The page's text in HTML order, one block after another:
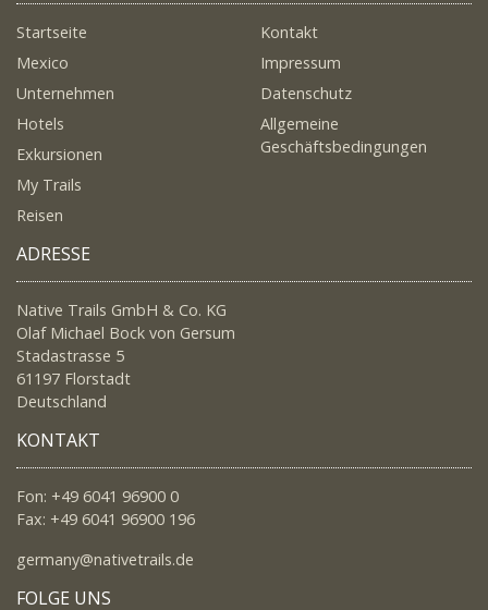
Startseite
Mexico
Unternehmen
Hotels
Exkursionen
My Trails
Reisen
Kontakt
Impressum
Datenschutz
Allgemeine
Geschäftsbedingungen
ADRESSE
Native Trails GmbH & Co. KG
Olaf Michael Bock von Gersum
Stadastrasse 5
61197 Florstadt
Deutschland
KONTAKT
Fon: +49 6041 96900 0
Fax: +49 6041 96900 196
germany@nativetrails.de
FOLGE UNS